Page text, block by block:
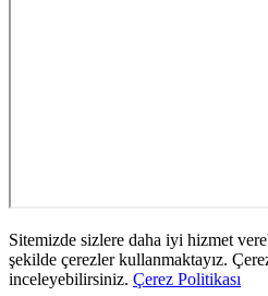
Sitemizde sizlere daha iyi hizmet
şekilde çerezler kullanmaktayız.
inceleyebilirsiniz. Çerez Politikası